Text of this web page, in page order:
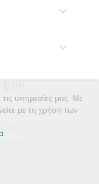
μου
υπηρεσίες μας. Με
με τη χρήση των